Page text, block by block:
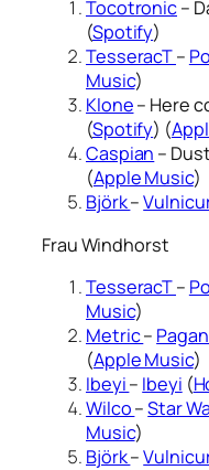
Tocotronic–
(Spotify)
TesseracT–
Music)
Klone– Here
(Spotify) (
Caspian –
(Apple Music)
Björk–
Frau Windhorst
TesseracT–
Music)
Metric–
(Apple Music)
Ibeyi– Ibeyi (
Wilco–Star
Music)
Björk–